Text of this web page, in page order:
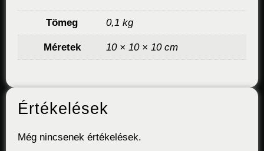
Tömeg 0,1 kg
Méretek 10 × 10 × 10 cm
Értékelések
Még nincsenek értékelések.